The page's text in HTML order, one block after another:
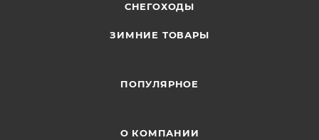
СНЕГОХОДЫ
ЗИМНИЕ ТОВАРЫ
ПОПУЛЯРНОЕ
О КОМПАНИИ